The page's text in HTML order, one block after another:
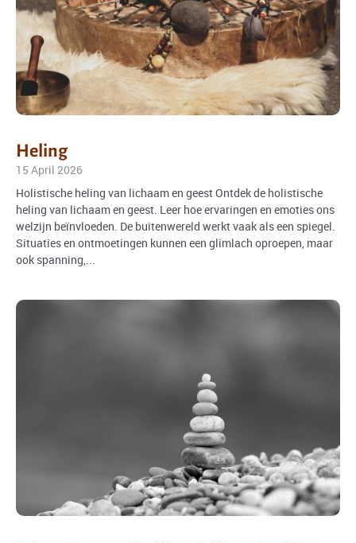
Heling
15 April 2026
Holistische heling van lichaam en geest Ontdek de holistische
heling van lichaam en geest. Leer hoe ervaringen en emoties ons
welzijn beïnvloeden. De buitenwereld werkt vaak als een spiegel.
Situaties en ontmoetingen kunnen een glimlach oproepen, maar
ook spanning,...